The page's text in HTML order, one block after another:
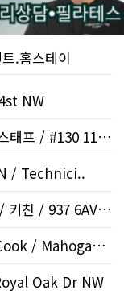
.홈스테이
NW
21Century Seafood Inc. / 창고 배송스태프 / #130 1108..
/ Technici..
[답글] 소울포차/SOUL POCHA / 서버/ 키친 / 937 6AVE..
청담 CheongDam Kitchen & Bar / Cook / Mahogany SE
Oak Dr NW